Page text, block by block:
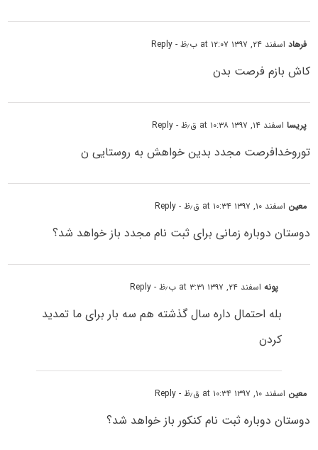
فرهاداسفند ۲۴, ۱۳۹۷ at ۱۲:۰۷ ب٫ظ - Reply
کاش بازم فرصت بدن
پریسااسفند ۱۴, ۱۳۹۷ at ۱۰:۳۸ ق٫ظ - Reply
توروخدافرصت مجدد بدین خواهش به روستایی ن
معین اسفند ۱۰, ۱۳۹۷ at ۱۰:۳۴ ق٫ظ - Reply
دوستان دوباره زمانی برای ثبت نام مجدد باز خواهد شد؟
پونهاسفند ۲۴, ۱۳۹۷ at ۳:۳۱ ب٫ظ - Reply
بله احتمال داره سال گذشته هم سه بار برای ما تمدید
کردن
معین اسفند ۱۰, ۱۳۹۷ at ۱۰:۳۴ ق٫ظ - Reply
دوستان دوباره ثبت نام کنکور باز خواهد شد؟